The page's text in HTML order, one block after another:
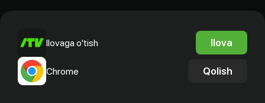
Ilovaga o'tish Ilova
Chrome Qolish